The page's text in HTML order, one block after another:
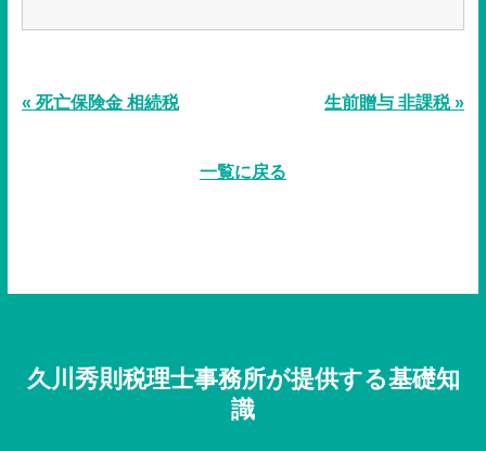
« 死亡保険金 相続税 生前贈与 非課税 »
一覧に戻る
久川秀則税理士事務所が提供する基礎知
識